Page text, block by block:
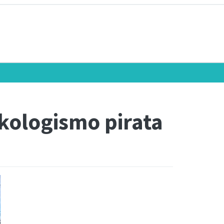
pirata